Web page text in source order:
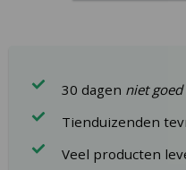
30 dagen niet
Tienduizenden
Veel producten